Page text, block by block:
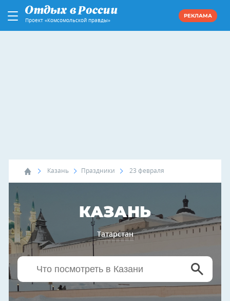
Проект «Комсомольской правды»
РЕКЛАМА
Казань Праздники 23 февраля
КАЗАНЬ
Татарстан